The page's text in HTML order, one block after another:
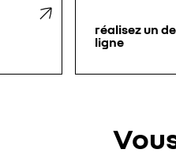
réalisez un
ligne